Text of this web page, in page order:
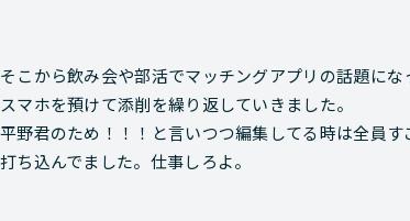
そこから飲み会や部活でマッチングアプリの話題に
スマホを預けて添削を繰り返していきました。
平野君のため！！！と言いつつ編集してる時は全員
打ち込んでました。仕事しろよ。